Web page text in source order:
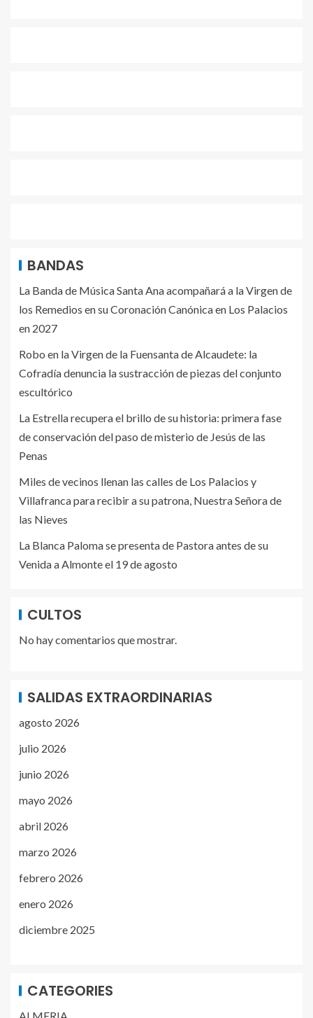
BANDAS
La Banda de Música Santa Ana acompañará a la Virgen de
los Remedios en su Coronación Canónica en Los Palacios
en 2027
Robo en la Virgen de la Fuensanta de Alcaudete: la
Cofradía denuncia la sustracción de piezas del conjunto
escultórico
La Estrella recupera el brillo de su historia: primera fase
de conservación del paso de misterio de Jesús de las
Penas
Miles de vecinos llenan las calles de Los Palacios y
Villafranca para recibir a su patrona, Nuestra Señora de
las Nieves
La Blanca Paloma se presenta de Pastora antes de su
Venida a Almonte el 19 de agosto
CULTOS
No hay comentarios que mostrar.
SALIDAS EXTRAORDINARIAS
agosto 2026
julio 2026
junio 2026
mayo 2026
abril 2026
marzo 2026
febrero 2026
enero 2026
diciembre 2025
CATEGORIES